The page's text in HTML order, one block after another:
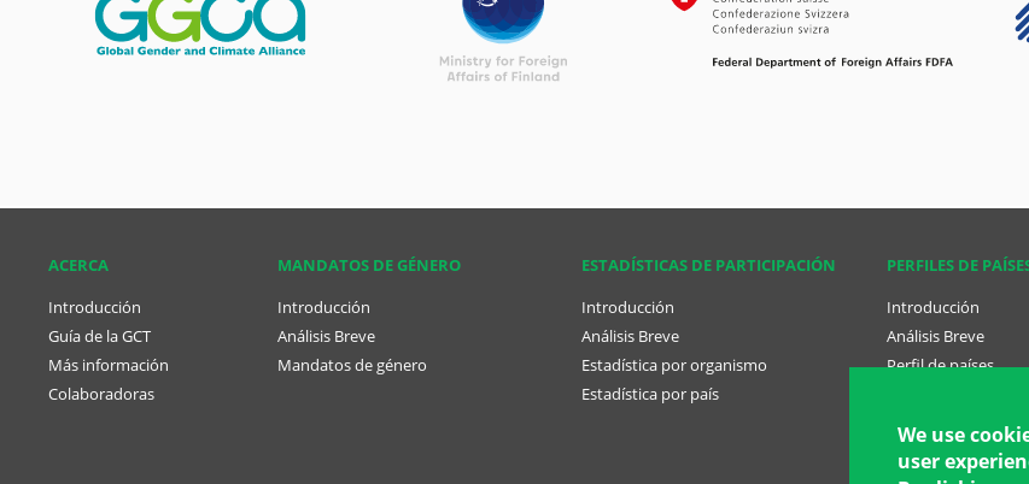
ACERCA
Introducción
Guía de la GCT
Más información
Colaboradoras
MANDATOS DE GÉNERO
Introducción
Análisis Breve
Mandatos de género
ESTADÍSTICAS DE PARTICIPACIÓN
Introducción
Análisis Breve
Estadística por organismo
Estadística por país
PERFILES DE
Introducción
Análisis Breve
Perfil de países
position rule)
Planes Nacionales
We use
user